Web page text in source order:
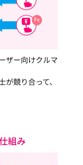
ザー向けクルマ
競り合って、
組み